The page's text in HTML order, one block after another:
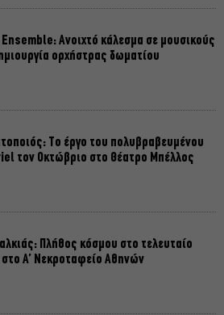
Ανοιχτό κάλεσμα σε μουσικούς
ορχήστρας δωματίου
Το έργο του πολυβραβευμένου
τον Οκτώβριο στο Θέατρο Μπέλλος
Πλήθος κόσμου στο τελευταίο
στο Α’ Νεκροταφείο Αθηνών